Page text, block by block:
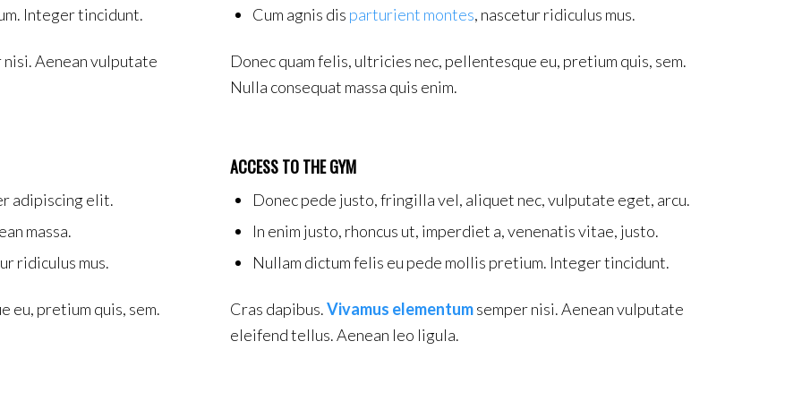
Integer tincidunt.
Aenean vulputate
Cum agnis dis parturient montes, nascetur ridiculus mus.
Donec quam felis, ultricies nec, pellentesque eu, pretium quis, sem.
Nulla consequat massa quis enim.
adipiscing elit.
massa.
ridiculus mus.
eu, pretium quis, sem.
ACCESS TO THE GYM
Donec pede justo, fringilla vel, aliquet nec, vulputate eget, arcu.
In enim justo, rhoncus ut, imperdiet a, venenatis vitae, justo.
Nullam dictum felis eu pede mollis pretium. Integer tincidunt.
Cras dapibus.Vivamus elementumsemper nisi. Aenean vulputate
eleifend tellus. Aenean leo ligula.